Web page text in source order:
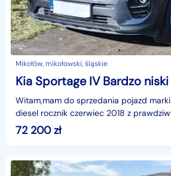
Mikołów, mikołowski, śląskie
Witam,mam do sprzedania pojazd marki
diesel rocznik czerwiec 2018 z
tys. km. Samochód w stanie idealnym.
72 200zł